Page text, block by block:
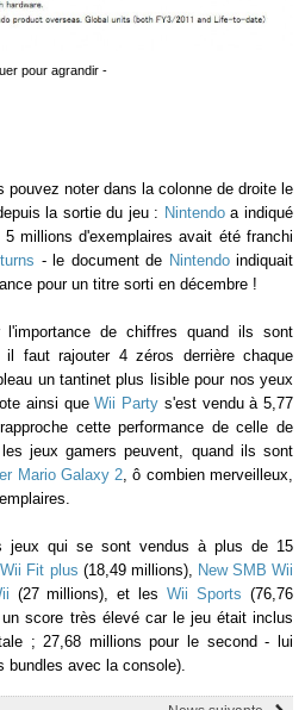
pour agrandir -
pouvez noter dans la colonne de droite le
la sortie du jeu : Nintendoa indiqué
millions d'exemplaires avait été franchi
- le document de Nintendoindiquait
pour un titre sorti en décembre !
de chiffres quand ils sont
faut rajouter 4 zéros derrière chaque
un tantinet plus lisible pour nos yeux
ainsi queWii Party s'est vendu à 5,77
cette performance de celle de
jeux gamers peuvent, quand ils sont
Mario Galaxy 2, ô combien merveilleux,
jeux qui se sont vendus à plus de 15
Wii Fit plus (18,49 millions), New SMB Wii
(27 millions), et lesWii Sports (76,76
score très élevé car le jeu était inclus
; 27,68 millions pour le second - lui
bundles avec la console).